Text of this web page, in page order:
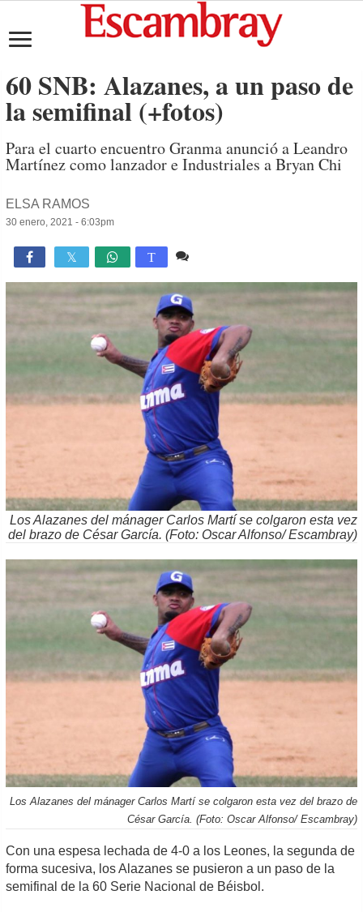
60 SNB: Alazanes, a un paso de
la semifinal (+fotos)
Para el cuarto encuentro Granma anunció a Leandro
Martínez como lanzador e Industriales a Bryan Chi
ELSA RAMOS
30 enero, 2021 - 6:03pm
 T
Los Alazanes del mánager Carlos Martí se colgaron esta vez
del brazo de César García. (Foto: Oscar Alfonso/ Escambray)
Los Alazanes del mánager Carlos Martí se colgaron esta vez del brazo de
César García. (Foto: Oscar Alfonso/ Escambray)
Con una espesa lechada de 4-0 a los Leones, la segunda de
forma sucesiva, los Alazanes se pusieron a un paso de la
semifinal de la 60 Serie Nacional de Béisbol.